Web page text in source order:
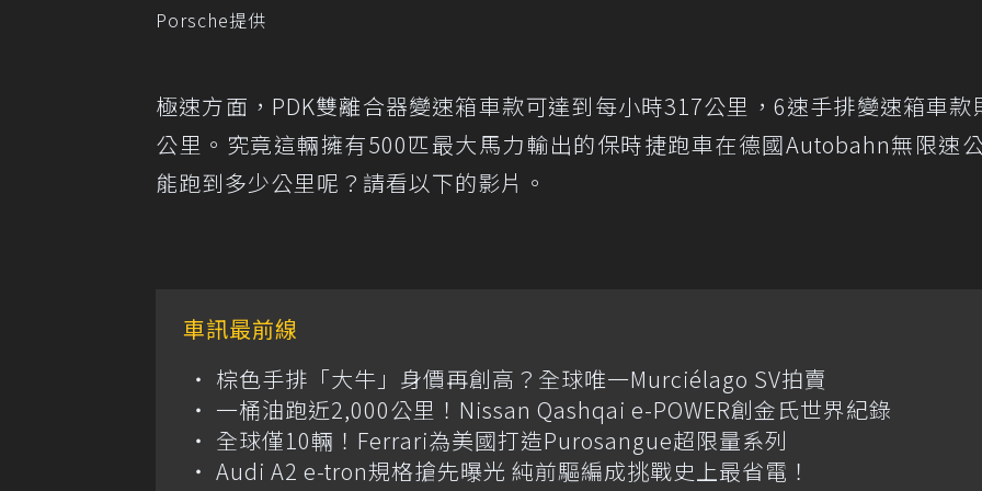
Porsche提供
極速方面，PDK雙離合器變速箱車款可達到每小時317公里，6速手排變速箱車款
公里。究竟這輛擁有500匹最大馬力輸出的保時捷跑車在德國Autobahn無限速
能跑到多少公里呢？請看以下的影片。
車訊最前線
棕色手排「大牛」身價再創高？全球唯一Murciélago SV拍賣
一桶油跑近2,000公里！Nissan Qashqai e-POWER創金氏世界紀錄
全球僅10輛！Ferrari為美國打造Purosangue超限量系列
Audi A2 e-tron規格搶先曝光 純前驅編成挑戰史上最省電！